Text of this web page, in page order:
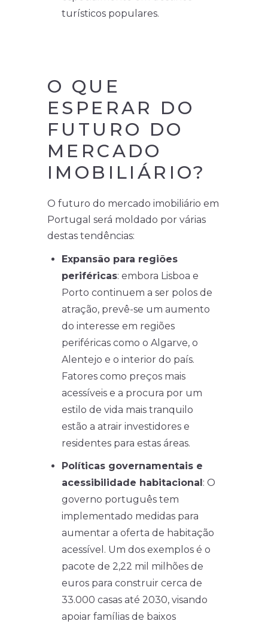
turísticos populares.
O QUE
ESPERAR DO
FUTURO DO
MERCADO
IMOBILIÁRIO?
O futuro do mercado imobiliário em
Portugal será moldado por várias
destas tendências:
Expansão para regiões
periféricas: embora Lisboa e
Porto continuem a ser polos de
atração, prevê-se um aumento
do interesse em regiões
periféricas como o Algarve, o
Alentejo e o interior do país.
Fatores como preços mais
acessíveis e a procura por um
estilo de vida mais tranquilo
estão a atrair investidores e
residentes para estas áreas.
Políticas governamentais e
acessibilidade habitacional : O
governo português tem
implementado medidas para
aumentar a oferta de habitação
acessível. Um dos exemplos é o
pacote de 2,22 mil milhões de
euros para construir cerca de
33.000 casas até 2030, visando
apoiar famílias de baixos